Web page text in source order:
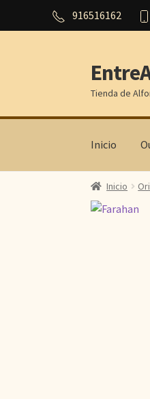
916516162
Ir
a
la
navegación
Ir
al
contenido
Tienda de
Inicio
Inicio